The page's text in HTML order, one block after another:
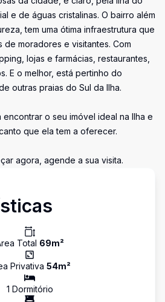
e de águas cristalinas. O bairro além
tem uma ótima infraestrutura que
moradores e visitantes. Com
lojas e farmácias, restaurantes,
E o melhor, está pertinho do
outras praias do Sul da Ilha.
o seu imóvel ideal na Ilha e
que ela tem a oferecer.
agora, agende a sua visita.
Total 69m²
Privativa 54m²
1 Dormitório